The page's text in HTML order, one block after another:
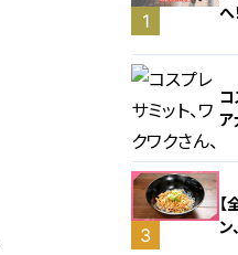
1
へ
コ
ア
3
ン